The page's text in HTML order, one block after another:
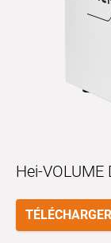
Hei-
TÉLÉCHARGER